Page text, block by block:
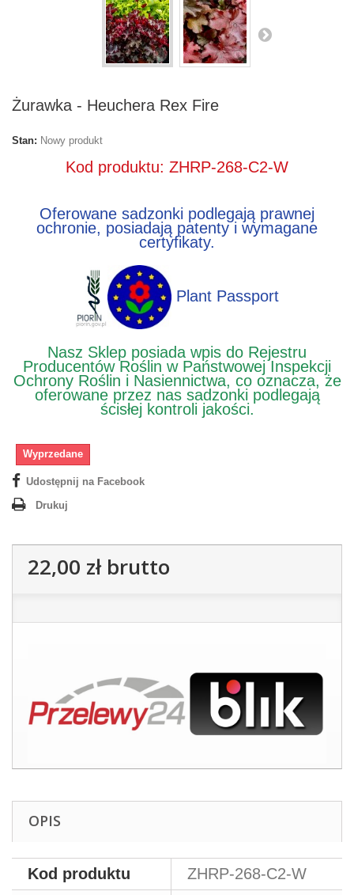
Żurawka - Heuchera Rex Fire
Stan: Nowy produkt
Kod produktu: ZHRP-268-C2-W
Oferowane sadzonki podlegają prawnej
ochronie, posiadają patenty i wymagane
certyfikaty.
Plant Passport
Nasz Sklep posiada wpis do Rejestru
Producentów Roślin w Państwowej Inspekcji
Ochrony Roślin i Nasiennictwa, co oznacza, że
oferowane przez nas sadzonki podlegają
ścisłej kontroli jakości.
Wyprzedane
Udostępnij na Facebook
Drukuj
22,00 złbrutto
OPIS
Kod produktu
ZHRP-268-C2-W